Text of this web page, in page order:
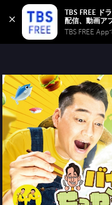
TBS FREE ド
TBS FREE App
TBS FREE
無料見逃し配信